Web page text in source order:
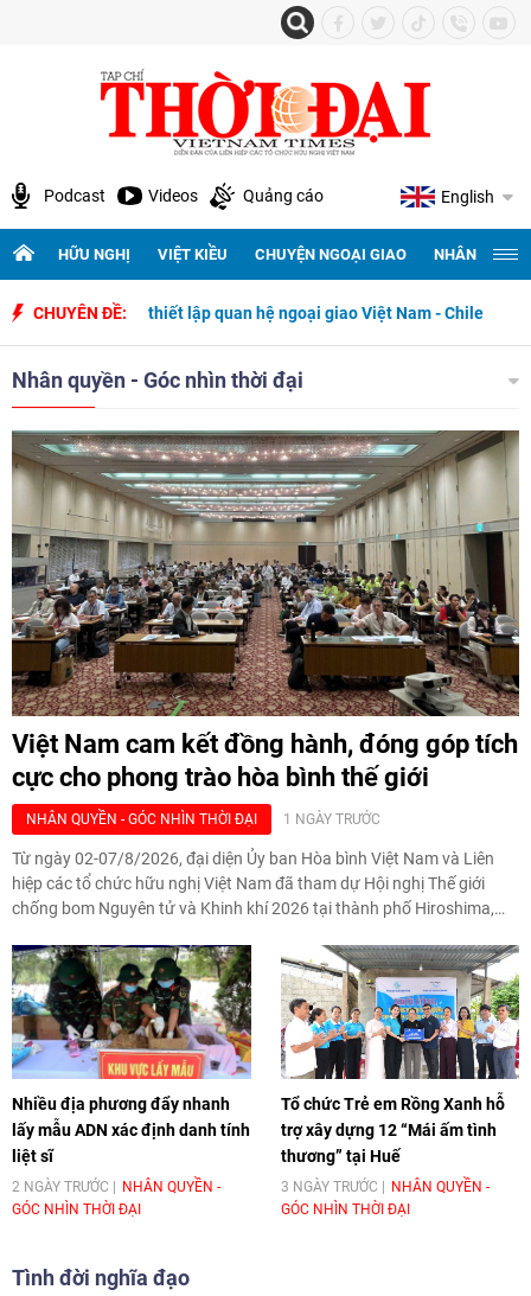
Podcast Videos Quảng cáo English
HỮU NGHỊ VIỆT KIỀU CHUYỆN NGOẠI GIAO NHÂN
CHUYÊN ĐỀ:
lập quan hệ ngoại giao Việt Nam - Chile
Nhân quyền - Góc nhìn thời đại
Việt Nam cam kết đồng hành, đóng góp tích
cực cho phong trào hòa bình thế giới
1 NGÀY TRƯỚC
NHÂN QUYỀN - GÓC NHÌN THỜI ĐẠI
Từ ngày 02-07/8/2026, đại diện Ủy ban Hòa bình Việt Nam và Liên
hiệp các tổ chức hữu nghị Việt Nam đã tham dự Hội nghị Thế giới
chống bom Nguyên tử và Khinh khí 2026 tại thành phố Hiroshima,
trào hoà bình của nhân dân Nhật Bản và thế giới ủng hộ giải trừ vũ
khí hạt nhân của Việt Nam.
Nhiều địa phương đẩy nhanh
lấy mẫu ADN xác định danh tính
liệt sĩ
2 NGÀY TRƯỚC
NHÂN QUYỀN -
GÓC NHÌN THỜI ĐẠI
Tổ chức Trẻ em Rồng Xanh hỗ
trợ xây dựng 12 “Mái ấm tình
thương” tại Huế
3 NGÀY TRƯỚC
NHÂN QUYỀN -
GÓC NHÌN THỜI ĐẠI
Tình đời nghĩa đạo